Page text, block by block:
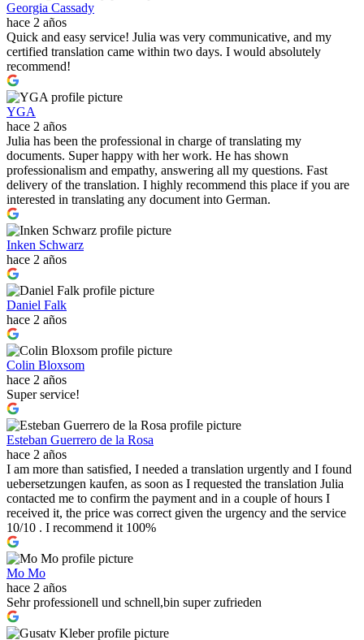
Georgia Cassady
hace 2 años
Quick and easy service! Julia was very communicative, and my
certified translation came within two days. I would absolutely
recommend!
YGA
hace 2 años
Julia has been the professional in charge of translating my
documents. Super happy with her work. He has shown
professionalism and empathy, answering all my questions. Fast
delivery of the translation. I highly recommend this place if you are
interested in translating any document into German.
Inken Schwarz
hace 2 años
Daniel Falk
hace 2 años
Colin Bloxsom
hace 2 años
Super service!
Esteban Guerrero de la Rosa
hace 2 años
I am more than satisfied, I needed a translation urgently and I found
uebersetzungen kaufen, as soon as I requested the translation Julia
contacted me to confirm the payment and in a couple of hours I
received it, the price was correct given the urgency and the service
10/10 . I recommend it 100%
Mo Mo
hace 2 años
Sehr professionell und schnell,bin super zufrieden